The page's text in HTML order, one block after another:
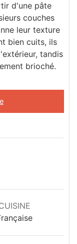
d'une pâte
couches
leur texture
bien cuits, ils
tandis
brioché.